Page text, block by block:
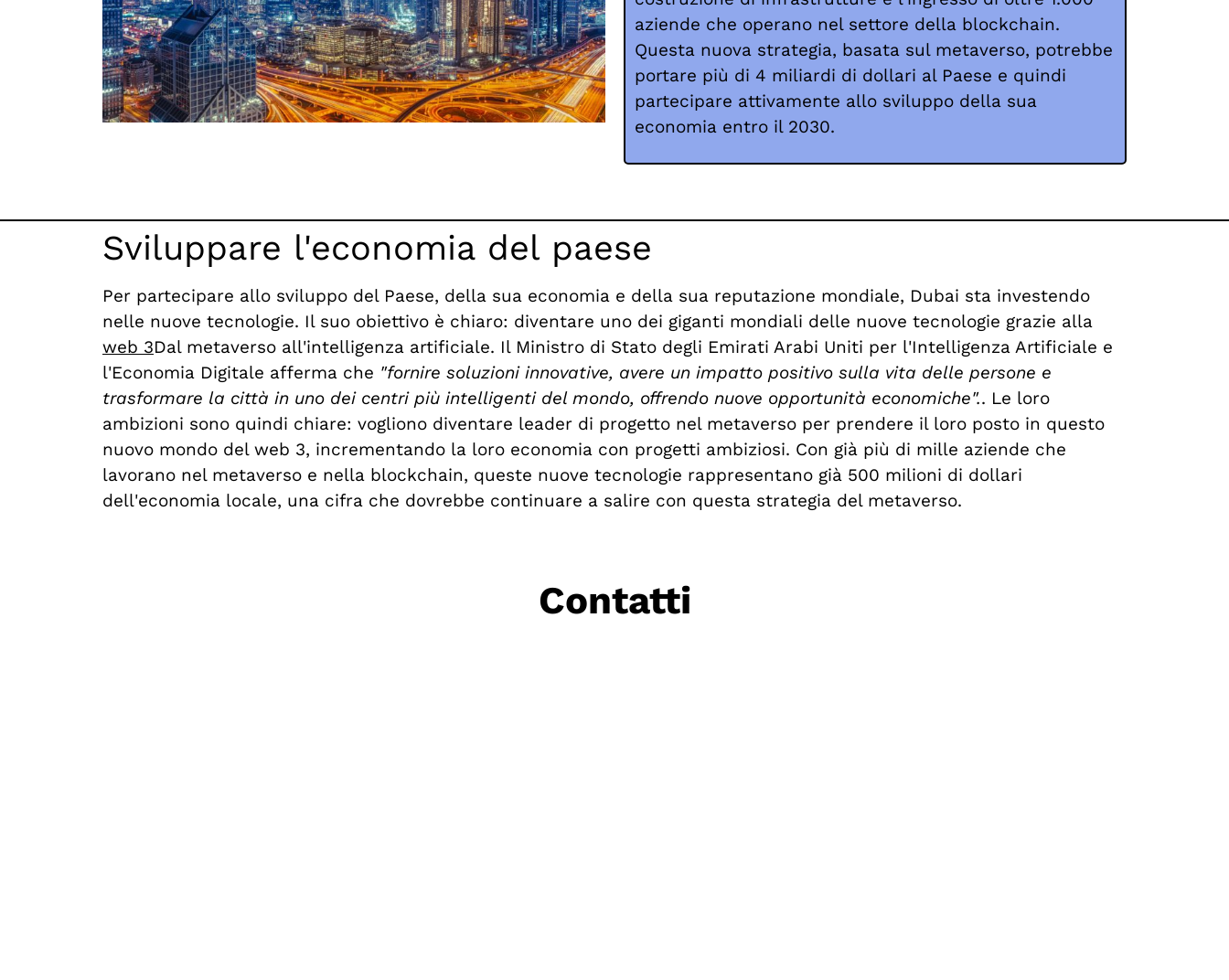
aziende che operano nel settore della blockchain.
Questa nuova strategia, basata sul metaverso, potrebbe
portare più di 4 miliardi di dollari al Paese e quindi
partecipare attivamente allo sviluppo della sua
economia entro il 2030.
Sviluppare l'economia del paese
Per partecipare allo sviluppo del Paese, della sua economia e della sua reputazione mondiale, Dubai sta investendo
nelle nuove tecnologie. Il suo obiettivo è chiaro: diventare uno dei giganti mondiali delle nuove tecnologie grazie alla
web 3Dal metaverso all'intelligenza artificiale. Il Ministro di Stato degli Emirati Arabi Uniti per l'Intelligenza Artificiale e
l'Economia Digitale afferma che "fornire soluzioni innovative, avere un impatto positivo sulla vita delle persone e
trasformare la città in uno dei centri più intelligenti del mondo, offrendo nuove opportunità economiche".. Le loro
ambizioni sono quindi chiare: vogliono diventare leader di progetto nel metaverso per prendere il loro posto in questo
nuovo mondo del web 3, incrementando la loro economia con progetti ambiziosi. Con già più di mille aziende che
lavorano nel metaverso e nella blockchain, queste nuove tecnologie rappresentano già 500 milioni di dollari
dell'economia locale, una cifra che dovrebbe continuare a salire con questa strategia del metaverso.
Contatti